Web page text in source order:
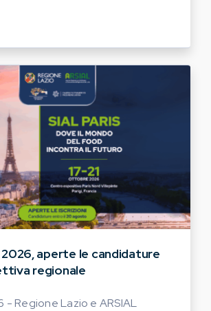
LAZIO E ARSIAL INVITANO
2026, aperte le candidature
regionale
Regione Lazio e ARSIAL